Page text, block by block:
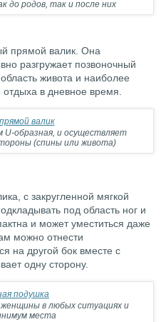
до родов, так и после них
прямой валик. Она
разгружает позвоночный
живота и наиболее
отдыха в дневное время.
образная, и осуществляет
(спины или живота)
с закругленной мягкой
под область ног и
и может уместиться даже
можно отнести
на другой бок вместе с
одну сторону.
в любых ситуациях и
места